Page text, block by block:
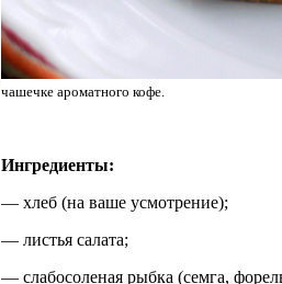
чашечке ароматного кофе.
Ингредиенты:
— хлеб (на ваше усмотрение);
— листья салата;
— слабосоленая рыбка (семга,